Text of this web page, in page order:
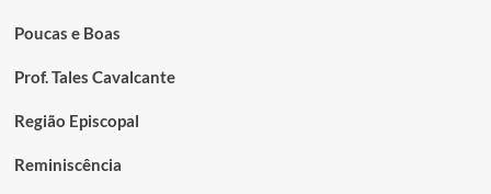
Poucas e Boas
Prof. Tales Cavalcante
Região Episcopal
Reminiscência